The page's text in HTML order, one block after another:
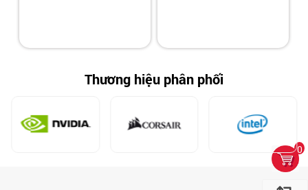
0
Thương hiệu phân phối